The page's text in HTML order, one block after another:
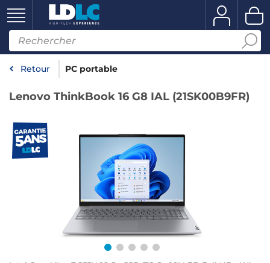
Retour PC portable
Lenovo ThinkBook 16 G8 IAL (21SK00B9FR)